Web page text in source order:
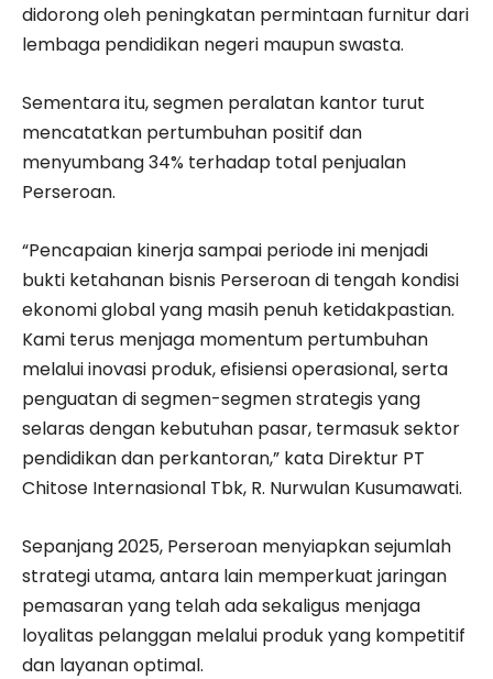
didorong oleh peningkatan permintaan furnitur dari
lembaga pendidikan negeri maupun swasta.
Sementara itu, segmen peralatan kantor turut
mencatatkan pertumbuhan positif dan
menyumbang 34% terhadap total penjualan
Perseroan.
“Pencapaian kinerja sampai periode ini menjadi
bukti ketahanan bisnis Perseroan di tengah kondisi
ekonomi global yang masih penuh ketidakpastian.
Kami terus menjaga momentum pertumbuhan
melalui inovasi produk, efisiensi operasional, serta
penguatan di segmen-segmen strategis yang
selaras dengan kebutuhan pasar, termasuk sektor
pendidikan dan perkantoran,” kata Direktur PT
Chitose Internasional Tbk, R. Nurwulan Kusumawati.
Sepanjang 2025, Perseroan menyiapkan sejumlah
strategi utama, antara lain memperkuat jaringan
pemasaran yang telah ada sekaligus menjaga
loyalitas pelanggan melalui produk yang kompetitif
dan layanan optimal.